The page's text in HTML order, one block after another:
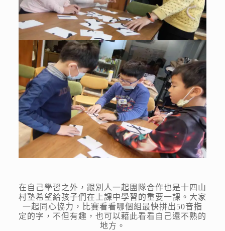
在自己學習之外，跟別人一起團隊合作也是十四山
村塾希望給孩子們在上課中學習的重要一課。大家
一起同心協力，比賽看看哪個組最快拼出50音指
定的字，不但有趣，也可以藉此看看自己還不熟的
地方。